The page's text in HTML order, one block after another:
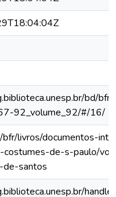
bd/
92_volume_92/#/16/
livros/documentos-
costumes-de-s-paulo/
de-santos